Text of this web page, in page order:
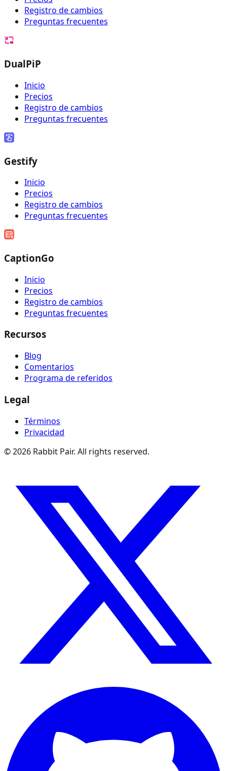
Registro de cambios
Preguntas frecuentes
DualPiP
Inicio
Precios
Registro de cambios
Preguntas frecuentes
Gestify
Inicio
Precios
Registro de cambios
Preguntas frecuentes
CaptionGo
Inicio
Precios
Registro de cambios
Preguntas frecuentes
Recursos
Blog
Comentarios
Programa de referidos
Legal
Términos
Privacidad
©2026 Rabbit Pair. All rights reserved.